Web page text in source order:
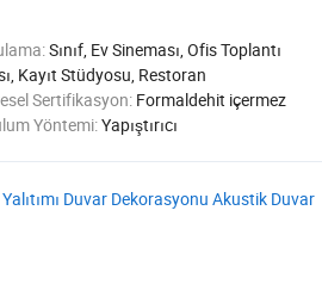
Sınıf, Ev Sineması, Ofis Toplantı
Kayıt Stüdyosu, Restoran
Sertifikasyon: Formaldehit içermez
Yöntemi:Yapıştırıcı
Duvar Dekorasyonu Akustik Duvar